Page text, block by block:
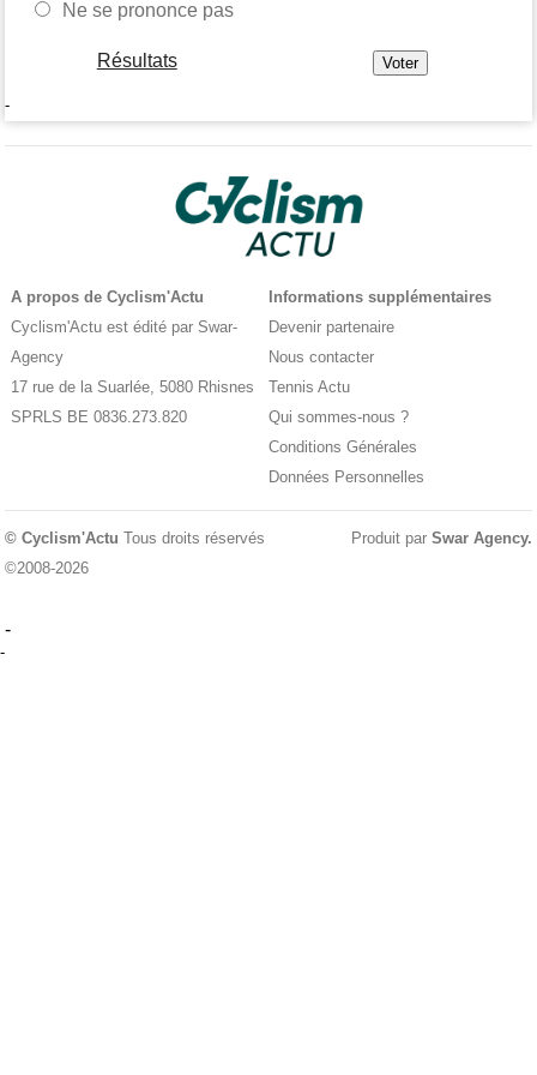
Ne se prononce pas
Résultats
-
A propos de Cyclism'Actu
Cyclism'Actu est édité par Swar-
Agency
17 rue de la Suarlée, 5080 Rhisnes
SPRLS BE 0836.273.820
Informations supplémentaires
Devenir partenaire
Nous contacter
Tennis Actu
Qui sommes-nous ?
Conditions Générales
Données Personnelles
© Cyclism'Actu Tous droits réservés
©2008-2026
Produit par Swar Agency.
-
-